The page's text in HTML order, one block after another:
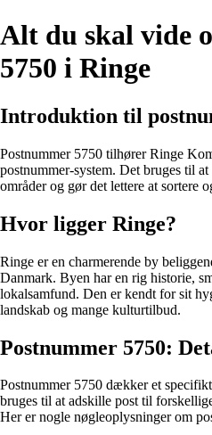
Alt du skal vide
5750 i Ringe
Introduktion til
Postnummer 5750 tilhører Ringe
postnummer-system. Det bruges til
områder og gør det lettere at sortere
Hvor ligger Ringe?
Ringe er en charmerende by
Danmark. Byen har en rig historie,
lokalsamfund. Den er kendt for sit
landskab og mange kulturtilbud.
Postnummer 5750:
Postnummer 5750 dækker et
bruges til at adskille post til
Her er nogle nøgleoplysninger om